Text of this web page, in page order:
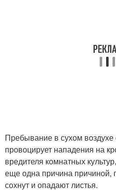
Пребывание в сухом воздухе
провоцирует нападения на
вредителя комнатных
еще одна причина причиной,
сохнут и опадают листья.